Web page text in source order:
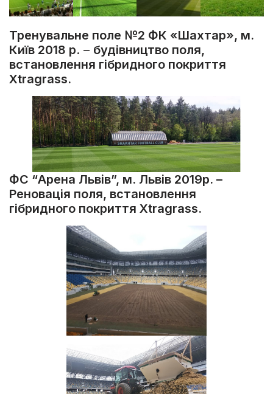
Тренувальне поле №2 ФК «Шахтар», м.
Київ 2018 р. – будівництво поля,
встановлення гібридного покриття
Xtragrass.
ФС “Арена Львів”, м. Львів 2019р. –
Реновація поля, встановлення
гібридного покриття Xtragrass.